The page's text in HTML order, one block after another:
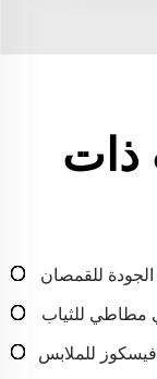
ذات
للقمصان
للثياب
للملابس